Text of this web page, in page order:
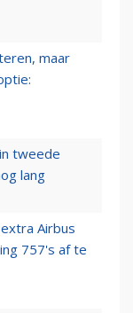
maar
tweede
lang
Airbus
757's af te